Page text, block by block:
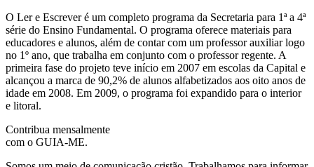
O Ler e Escrever é um completo programa da Secretaria para 1ª a 4ª
série do Ensino Fundamental. O programa oferece materiais para
educadores e alunos, além de contar com um professor auxiliar logo
no 1º ano, que trabalha em conjunto com o professor regente. A
primeira fase do projeto teve início em 2007 em escolas da Capital e
alcançou a marca de 90,2% de alunos alfabetizados aos oito anos de
idade em 2008. Em 2009, o programa foi expandido para o interior
e litoral.
Contribua mensalmente
com o GUIA-ME.